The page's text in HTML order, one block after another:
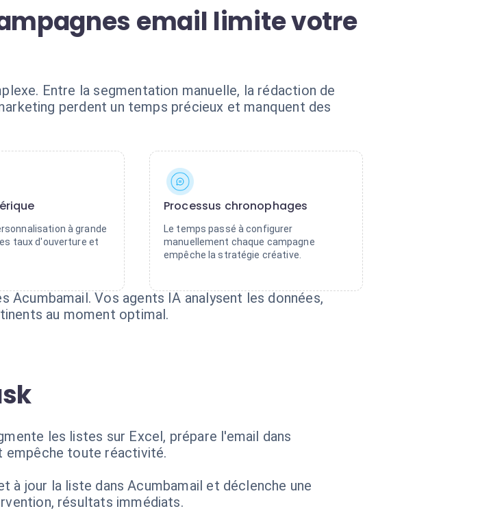
email limite votre
Entre la segmentation manuelle, la rédaction de
perdent un temps précieux et manquent des
à grande
taux d'ouverture et
Processus chronophages
Le temps passé à configurer
manuellement chaque campagne
empêche la stratégie créative.
Vos agents IA analysent les données,
au moment optimal.
les listes sur Excel, prépare l'email dans
empêche toute réactivité.
jour la liste dans Acumbamail et déclenche une
résultats immédiats.